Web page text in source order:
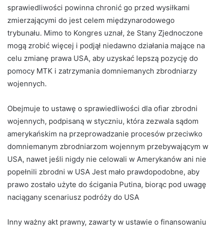
sprawiedliwości powinna chronić go przed wysiłkami
zmierzającymi do jest celem międzynarodowego
trybunału. Mimo to Kongres uznał, że Stany Zjednoczone
mogą zrobić więcej i podjął niedawno działania mające na
celu zmianę prawa USA, aby uzyskać lepszą pozycję do
pomocy MTK i zatrzymania domniemanych zbrodniarzy
wojennych.
Obejmuje to ustawę o sprawiedliwości dla ofiar zbrodni
wojennych, podpisaną w styczniu, która zezwala sądom
amerykańskim na przeprowadzanie procesów przeciwko
domniemanym zbrodniarzom wojennym przebywającym w
USA, nawet jeśli nigdy nie celowali w Amerykanów ani nie
popełnili zbrodni w USA Jest mało prawdopodobne, aby
prawo zostało użyte do ścigania Putina, biorąc pod uwagę
naciągany scenariusz podróży do USA
Inny ważny akt prawny, zawarty w ustawie o finansowaniu